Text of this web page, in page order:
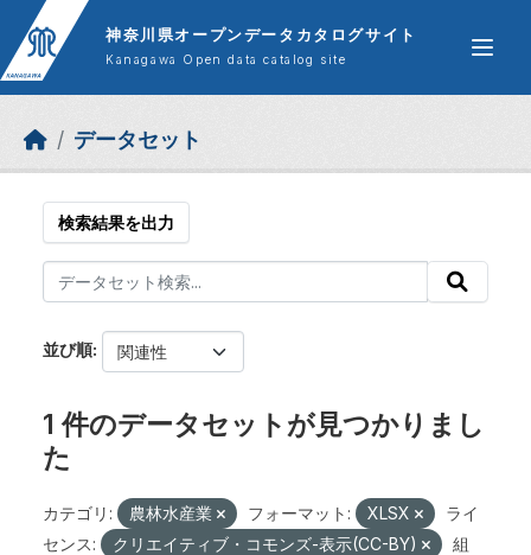
Skip to main content
神奈川県オープンデータカタログサイト
Kanagawa Open data catalog site
データセット
検索結果を出力
並び順
1 件のデータセットが見つかりまし
た
カテゴリ: 農林水産業 フォーマット: XLSX
ライ
センス:
クリエイティブ・コモンズ-表示(CC-BY)
組